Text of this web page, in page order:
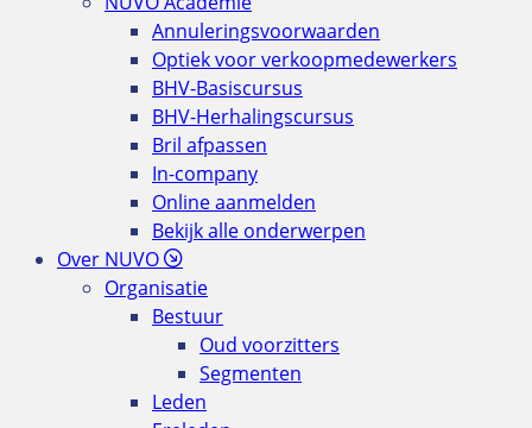
Annuleringsvoorwaarden
Optiek voor verkoopmedewerkers
BHV-Basiscursus
BHV-Herhalingscursus
Bril afpassen
In-company
Online aanmelden
Bekijk alle onderwerpen
Over NUVO
Organisatie
Bestuur
Oud voorzitters
Segmenten
Leden